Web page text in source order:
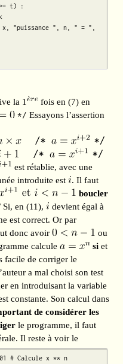
t) :
"puissance ", n, " = ",
la 1
fois en (7) en
*/ Essayons l’assertion
est rétablie, avec une
introduite est
. Il faut
boucler
Si, en (11),
devient égal à
est correct. Or par
donc avoir
ou
calcule
siet
facile de corriger le
a mal choisi son test
en introduisant la variable
constante. Son calcul dans
de considérer les
le programme, il faut
01 # Calcule x ** n
Il reste à voir le